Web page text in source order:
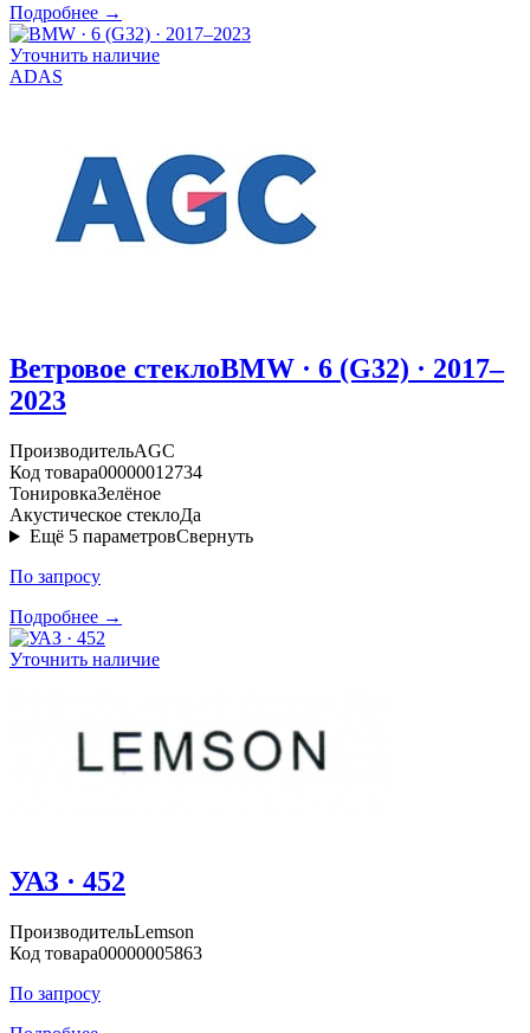
Подробнее →
Уточнить наличие
ADAS
Ветровое стеклоBMW · 6 (G32) · 2017–
2023
ПроизводительAGC
Код товара00000012734
ТонировкаЗелёное
Акустическое стеклоДа
Ещё 5 параметровСвернуть
По запросу
Подробнее →
Уточнить наличие
УАЗ · 452
ПроизводительLemson
Код товара00000005863
По запросу